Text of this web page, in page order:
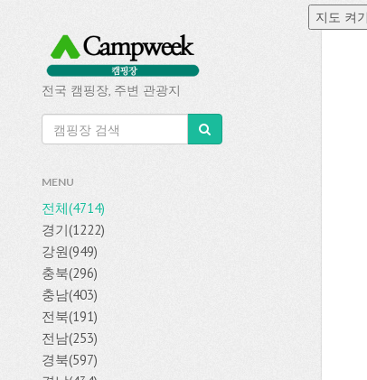
전국 캠핑장, 주변 관광지
MENU
전체(4714)
경기(1222)
강원(949)
충북(296)
충남(403)
전북(191)
전남(253)
경북(597)